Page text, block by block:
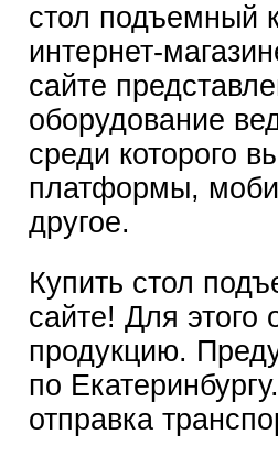
стол подъемный
интернет-
сайте
оборудование
среди которого
платформы,
другое.
Купить стол
сайте! Для этого
продукцию.
по
отправка